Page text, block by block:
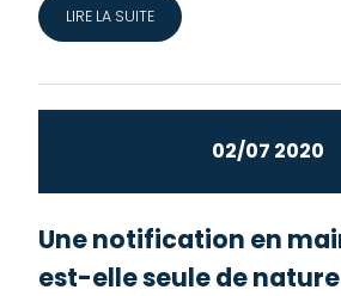
LIRE LA SUITE
02/07 2020
Une notification en
est-elle seule de